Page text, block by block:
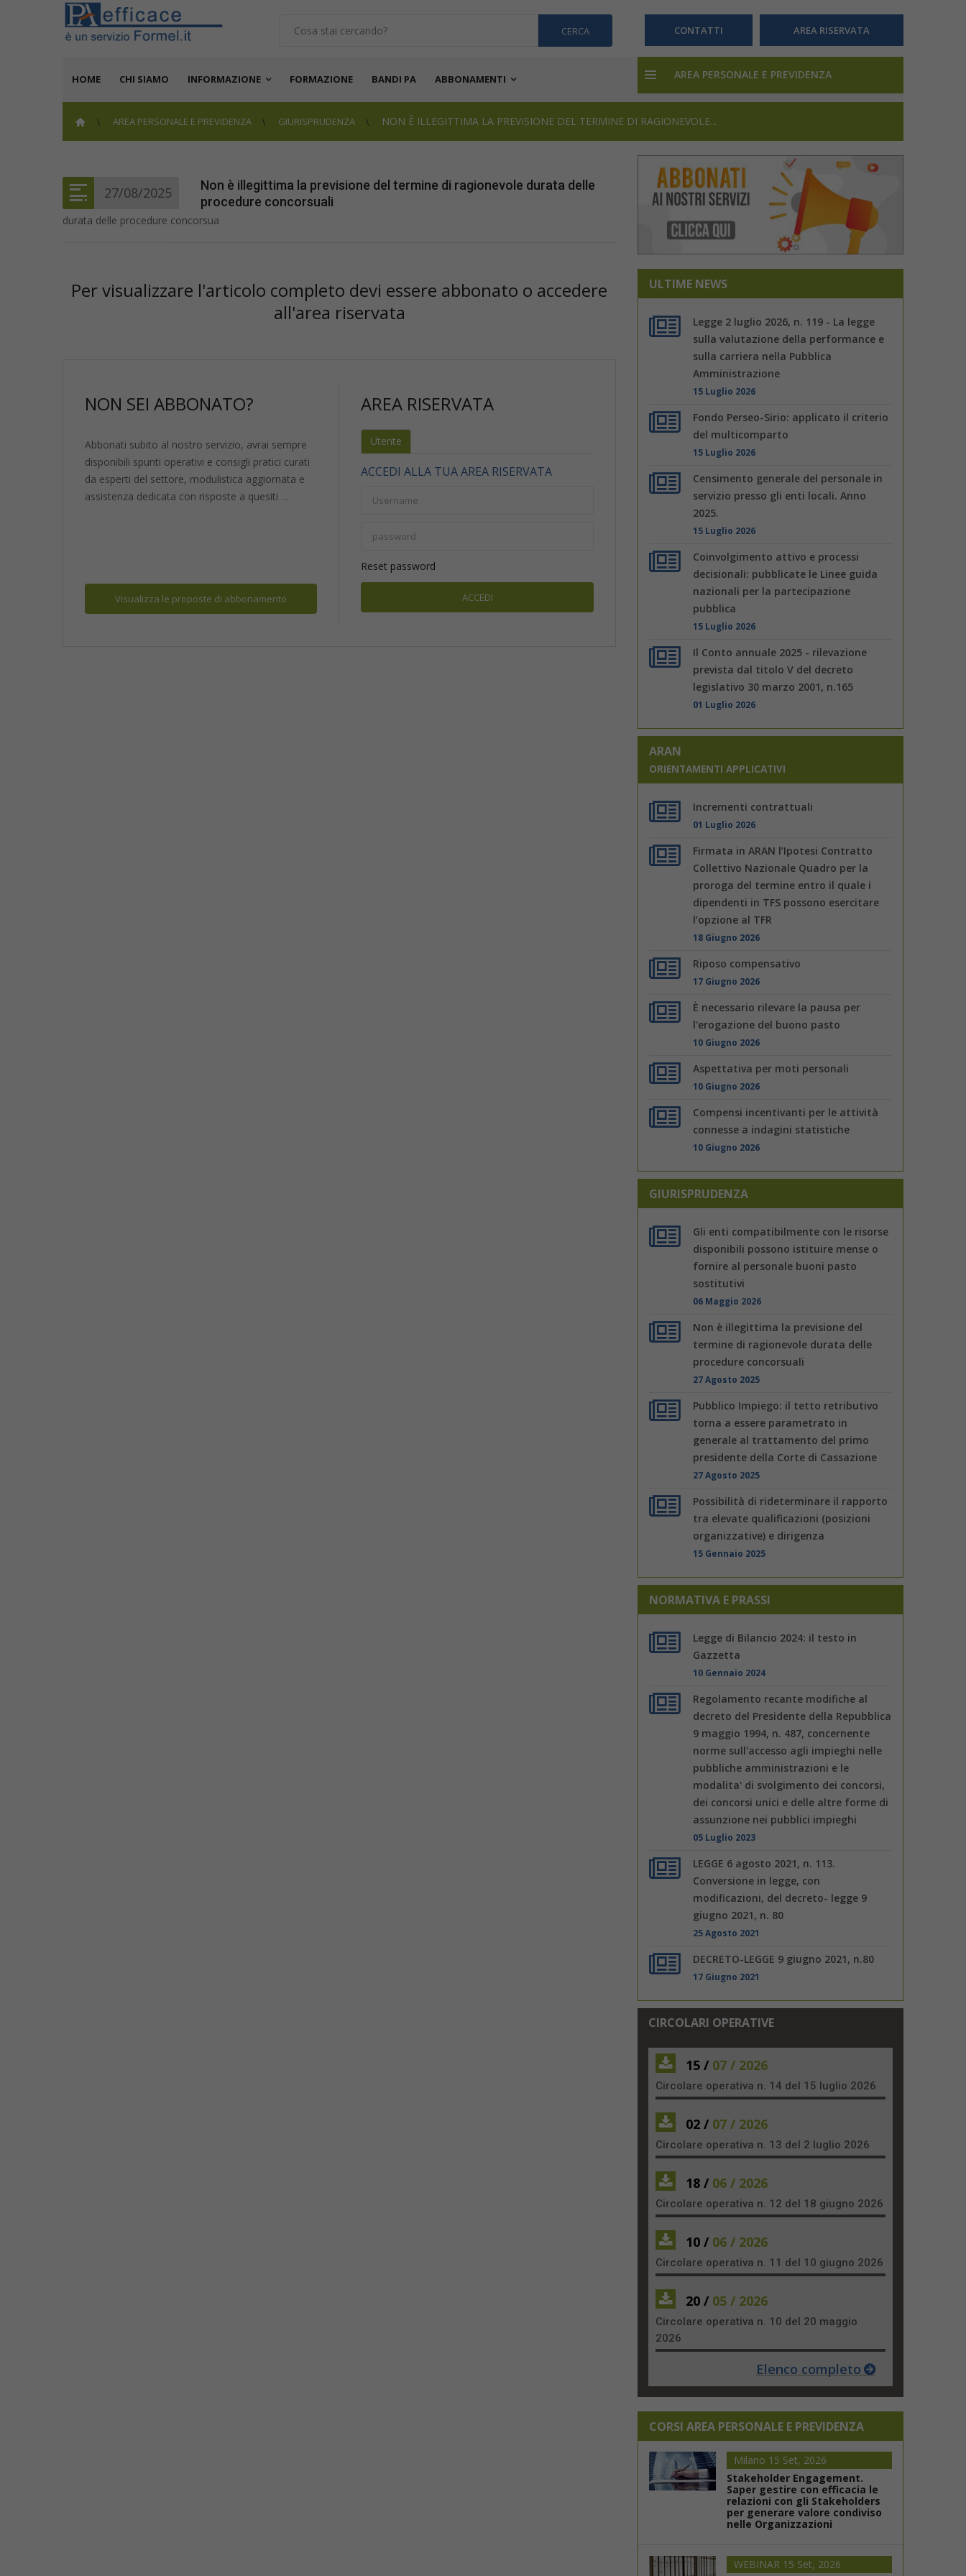
CERCA CONTATTI AREA RISERVATA
HOME CHI SIAMO INFORMAZIONE FORMAZIONE BANDI PA ABBONAMENTI AREA PERSONALE E PREVIDENZA
AREA PERSONALE E PREVIDENZA GIURISPRUDENZA NON È ILLEGITTIMA LA PREVISIONE DEL TERMINE DI RAGIONEVOLE...
27/08/2025
Non è illegittima la previsione del termine di ragionevole durata delle
procedure concorsuali
durata delle procedure concorsua
Per visualizzare l'articolo completo devi essere abbonato o accedere
all'area riservata
NON SEI ABBONATO?
Abbonati subito al nostro servizio, avrai sempre
disponibili spunti operativi e consigli pratici curati
da esperti del settore, modulistica aggiornata e
assistenza dedicata con risposte a quesiti …
Visualizza le proposte di abbonamento
AREA RISERVATA
Utente
ACCEDI ALLA TUA AREA RISERVATA
Reset password
ULTIME NEWS
Legge 2 luglio 2026, n. 119 - La legge
sulla valutazione della performance e
sulla carriera nella Pubblica
Amministrazione
15 Luglio 2026
Fondo Perseo-Sirio: applicato il criterio
del multicomparto
15 Luglio 2026
Censimento generale del personale in
servizio presso gli enti locali. Anno
2025.
15 Luglio 2026
Coinvolgimento attivo e processi
decisionali: pubblicate le Linee guida
nazionali per la partecipazione
pubblica
15 Luglio 2026
Il Conto annuale 2025 - rilevazione
prevista dal titolo V del decreto
legislativo 30 marzo 2001, n.165
01 Luglio 2026
ARAN
ORIENTAMENTI APPLICATIVI
Incrementi contrattuali
01 Luglio 2026
Firmata in ARAN l’Ipotesi Contratto
Collettivo Nazionale Quadro per la
proroga del termine entro il quale i
dipendenti in TFS possono esercitare
l’opzione al TFR
18 Giugno 2026
Riposo compensativo
17 Giugno 2026
È necessario rilevare la pausa per
l'erogazione del buono pasto
10 Giugno 2026
Aspettativa per moti personali
10 Giugno 2026
Compensi incentivanti per le attività
connesse a indagini statistiche
10 Giugno 2026
GIURISPRUDENZA
Gli enti compatibilmente con le risorse
disponibili possono istituire mense o
fornire al personale buoni pasto
sostitutivi
06 Maggio 2026
Non è illegittima la previsione del
termine di ragionevole durata delle
procedure concorsuali
27 Agosto 2025
Pubblico Impiego: il tetto retributivo
torna a essere parametrato in
generale al trattamento del primo
presidente della Corte di Cassazione
27 Agosto 2025
Possibilità di rideterminare il rapporto
tra elevate qualificazioni (posizioni
organizzative) e dirigenza
15 Gennaio 2025
NORMATIVA E PRASSI
Legge di Bilancio 2024: il testo in
Gazzetta
10 Gennaio 2024
Regolamento recante modifiche al
decreto del Presidente della Repubblica
9 maggio 1994, n. 487, concernente
norme sull'accesso agli impieghi nelle
pubbliche amministrazioni e le
modalita' di svolgimento dei concorsi,
dei concorsi unici e delle altre forme di
assunzione nei pubblici impieghi
05 Luglio 2023
LEGGE 6 agosto 2021, n. 113.
Conversione in legge, con
modificazioni, del decreto- legge 9
giugno 2021, n. 80
25 Agosto 2021
DECRETO-LEGGE 9 giugno 2021, n.80
17 Giugno 2021
CIRCOLARI OPERATIVE
15 / 07 / 2026
Circolare operativa n. 14 del 15 luglio 2026
02 / 07 / 2026
Circolare operativa n. 13 del 2 luglio 2026
18 / 06 / 2026
Circolare operativa n. 12 del 18 giugno 2026
10 / 06 / 2026
Circolare operativa n. 11 del 10 giugno 2026
20 / 05 / 2026
Circolare operativa n. 10 del 20 maggio
2026
Elenco completo
CORSI AREA PERSONALE E PREVIDENZA
Milano 15 Set, 2026
Stakeholder Engagement.
Saper gestire con efficacia le
relazioni con gli Stakeholders
per generare valore condiviso
nelle Organizzazioni
WEBINAR 15 Set, 2026